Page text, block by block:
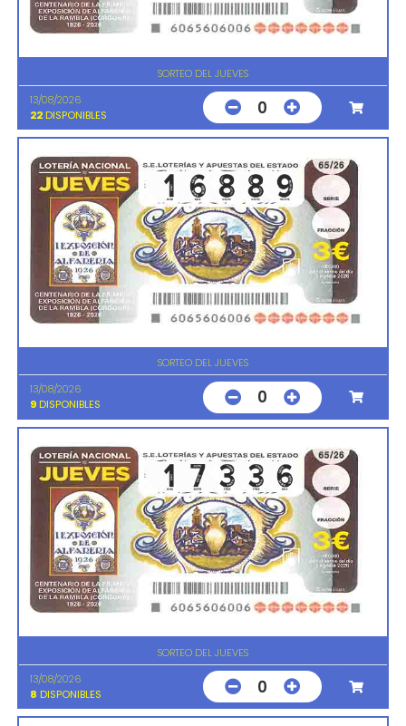
SORTEO DEL JUEVES
13/08/2026
22 DISPONIBLES 0
SORTEO DEL JUEVES
13/08/2026
9 DISPONIBLES 0
SORTEO DEL JUEVES
13/08/2026
8 DISPONIBLES 0